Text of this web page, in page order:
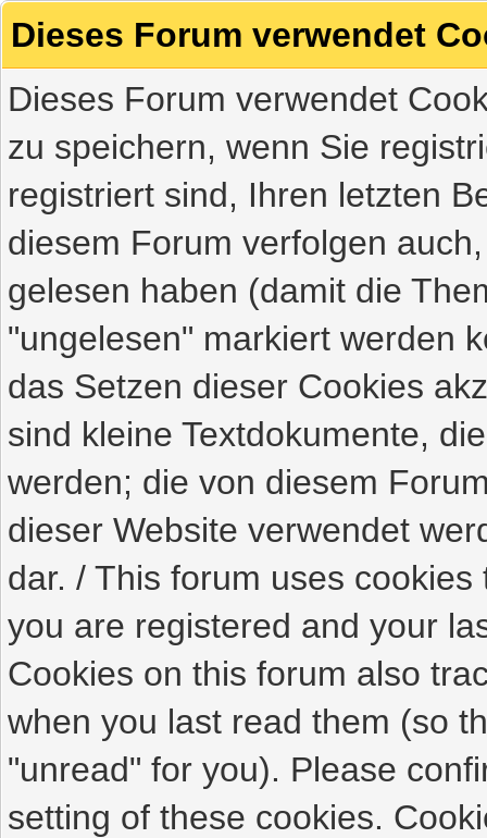
Dieses Forum verwendet
Dieses Forum verwendet
zu speichern, wenn Sie
registriert sind, Ihren letzten
diesem Forum verfolgen
gelesen haben (damit die
"ungelesen" markiert werden
das Setzen dieser Cookies
sind kleine Textdokumente,
werden; die von diesem
dieser Website verwendet
dar. / This forum uses
you are registered and your
Cookies on this forum also
when you last read them (so
"unread" for you). Please
setting of these cookies.